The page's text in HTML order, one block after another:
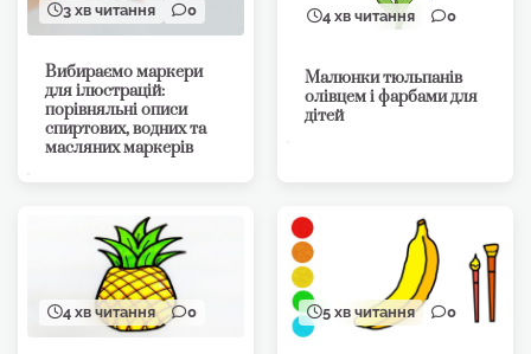
3 хв читання 0
Вибираємо маркери
для ілюстрацій:
порівняльні описи
спиртових, водних та
масляних маркерів
4 хв читання 0
Малюнки тюльпанів
олівцем і фарбами для
дітей
4 хв читання 0 5 хв читання 0